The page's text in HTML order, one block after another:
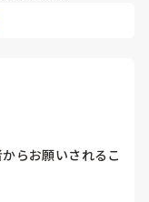
の選択肢であるイ
すが、多くの園が
らお願いされるこ
員でも飲ませ忘れ